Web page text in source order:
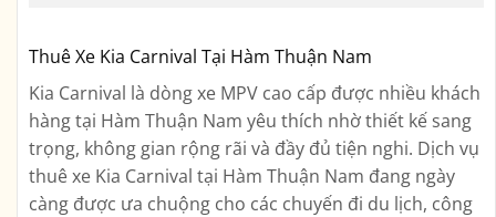
Thuê Xe Kia Carnival Tại Hàm Thuận Nam
Kia Carnival là dòng xe MPV cao cấp được nhiều khách
hàng tại Hàm Thuận Nam yêu thích nhờ thiết kế sang
trọng, không gian rộng rãi và đầy đủ tiện nghi. Dịch vụ
thuê xe Kia Carnival tại Hàm Thuận Nam đang ngày
càng được ưa chuộng cho các chuyến đi du lịch, công